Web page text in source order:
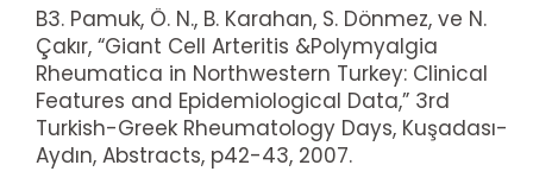
B3. Pamuk, Ö. N., B. Karahan, S. Dönmez, ve N.
Çakır, “Giant Cell Arteritis &Polymyalgia
Rheumatica in Northwestern Turkey: Clinical
Features and Epidemiological Data,” 3rd
Turkish-Greek Rheumatology Days, Kuşadası-
Aydın, Abstracts, p42-43, 2007.